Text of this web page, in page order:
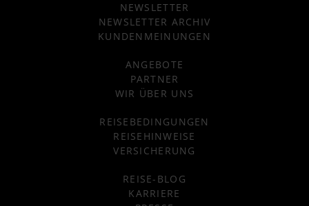
NEWSLETTER
NEWSLETTER ARCHIV
KUNDENMEINUNGEN
ANGEBOTE
PARTNER
WIR ÜBER UNS
REISEBEDINGUNGEN
REISEHINWEISE
VERSICHERUNG
REISE-BLOG
KARRIERE